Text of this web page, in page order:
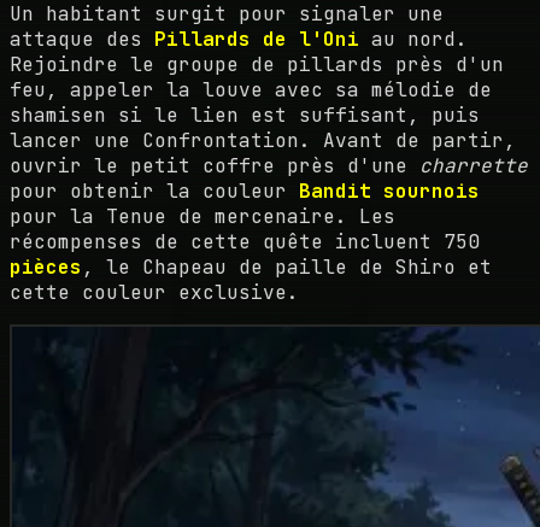
Un habitant surgit pour signaler une
attaque des Pillards de l'Oni au nord.
Rejoindre le groupe de pillards près d'un
feu, appeler la louve avec sa mélodie de
shamisen si le lien est suffisant, puis
lancer une Confrontation. Avant de partir,
ouvrir le petit coffre près d'une charrette
pour obtenir la couleur Bandit sournois
pour la Tenue de mercenaire. Les
récompenses de cette quête incluent 750
pièces , le Chapeau de paille de Shiro et
cette couleur exclusive.